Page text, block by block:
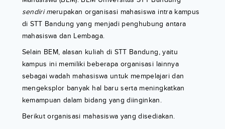
sendiri merupakan organisasi mahasiswa intra kampus
di STT Bandung yang menjadi penghubung antara
mahasiswa dan Lembaga.
Selain BEM, alasan kuliah di STT Bandung, yaitu
kampus ini memiliki beberapa organisasi lainnya
sebagai wadah mahasiswa untuk mempelajari dan
mengeksplor banyak hal baru serta meningkatkan
kemampuan dalam bidang yang diinginkan.
Berikut organisasi mahasiswa yang disediakan.